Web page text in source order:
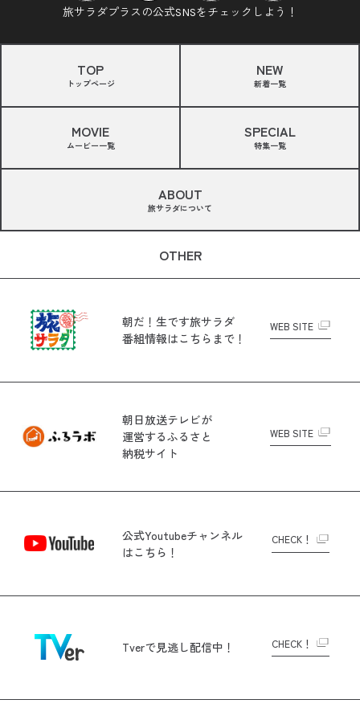
旅サラダプラスの公式SNSをチェックしよう！
TOP
トップページ
NEW
新着一覧
MOVIE
ムービー一覧
SPECIAL
特集一覧
ABOUT
旅サラダについて
OTHER
朝だ！生です旅サラダ
番組情報はこちらまで！
WEB SITE
朝日放送テレビが
運営するふるさと
納税サイト
WEB SITE
公式Youtubeチャンネル
はこちら！
CHECK！
Tverで見逃し配信中！ CHECK！